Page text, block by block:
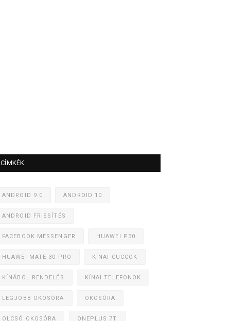
CÍMKÉK
ANDROID 9.0 ANDROID 10
ANDROID FRISSÍTÉS
FACEBOOK MESSENGER HUAWEI P30
HUAWEI MATE 30 PRO KÍNAI CUCCOK
KÍNÁBÓL RENDELÉS KÍNAI TELEFONOK
LEGJOBB OKOSÓRA OKOSÓRA
OLCSÓ OKOSÓRA ONEPLUS 7T